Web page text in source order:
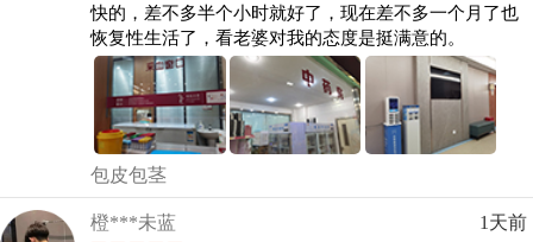
快的，差不多半个小时就好了，现在差不多一个月了也
恢复性生活了，看老婆对我的态度是挺满意的。
包皮包茎
橙***未蓝 1天前